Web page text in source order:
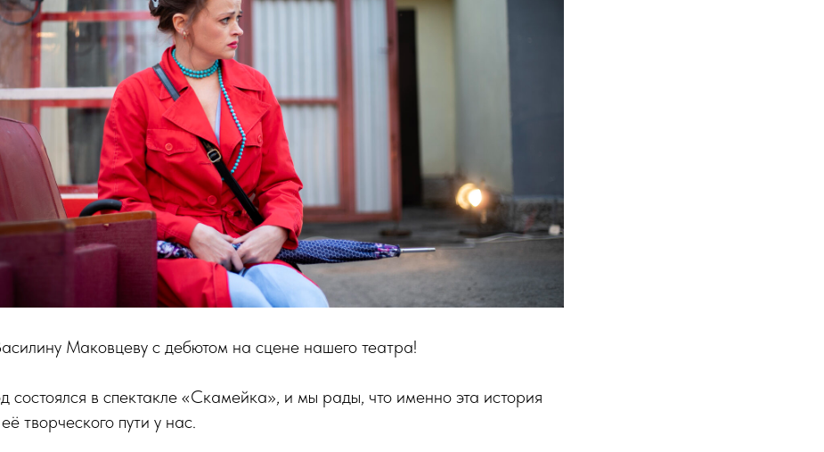
Маковцеву с дебютом на сцене нашего театра!
состоялся в спектакле «Скамейка», и мы рады, что именно эта история
творческого пути у нас.